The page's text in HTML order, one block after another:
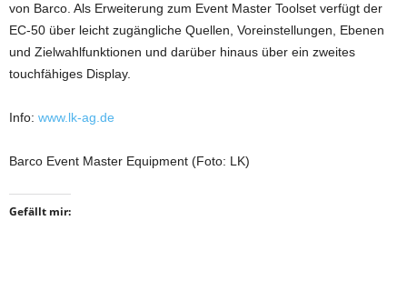
von Barco. Als Erweiterung zum Event Master Toolset verfügt der
EC-50 über leicht zugängliche Quellen, Voreinstellungen, Ebenen
und Zielwahlfunktionen und darüber hinaus über ein zweites
touchfähiges Display.
Info: www.lk-ag.de
Barco Event Master Equipment (Foto: LK)
Gefällt mir: